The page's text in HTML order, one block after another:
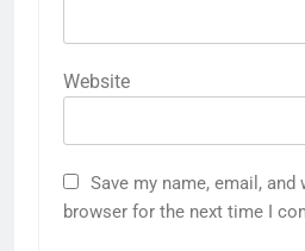
Website
Save my name, email,
browser for the next time I